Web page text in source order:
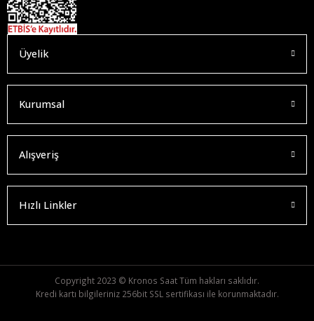
Üyelik
Kurumsal
Alışveriş
Hızlı Linkler
Copyright 2023 © Kronos Saat Tüm hakları saklıdır.
Kredi kartı bilgileriniz 256bit SSL sertifikası ile korunmaktadır.